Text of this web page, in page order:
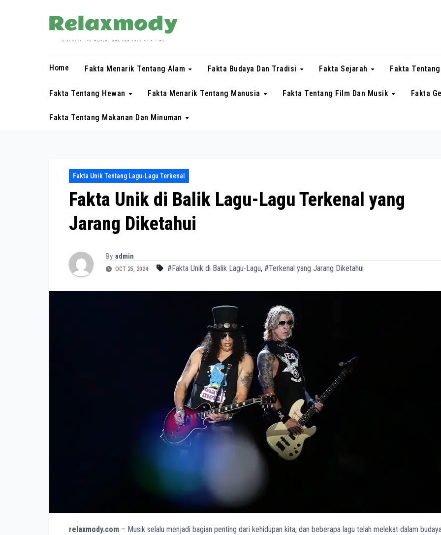
Home Fakta Menarik Tentang Alam Fakta Budaya Dan Tradisi Fakta Sejarah Fakta
Fakta Tentang Hewan Fakta Menarik Tentang Manusia Fakta Tentang Film Dan Musik Fakta
Fakta Tentang Makanan Dan Minuman
Fakta Unik Tentang Lagu-Lagu Terkenal
Fakta Unik di Balik Lagu-Lagu Terkenal yang
Jarang Diketahui
By admin
OCT 25, 2024 #Fakta Unik di Balik Lagu-Lagu, #Terkenal yang Jarang Diketahui
relaxmody.com – Musik selalu menjadi bagian penting dari kehidupan kita, dan beberapa lagu telah melekat dalam